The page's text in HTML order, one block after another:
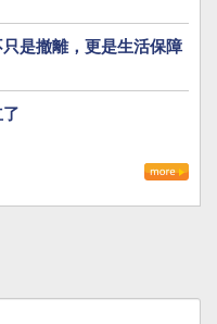
是撤離，更是生活保障